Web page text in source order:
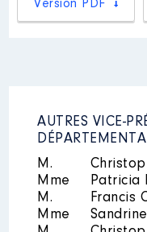
:
Année
2015
Version PDF
AUTRES VICE-
M.
Mme
Patricia
M.
Francis
Mme